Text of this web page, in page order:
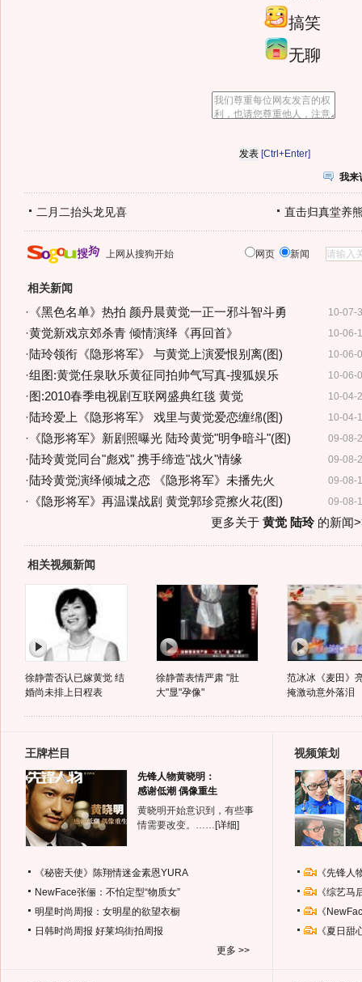
搞笑
无聊
[Ctrl+Enter]
我来
二月二抬头龙见喜 直击归真堂养
上网从搜狗开始 网页 新闻
相关新闻
10-07-
· 《黑色名单》热拍 颜丹晨黄觉一正一邪斗智斗勇
10-06-
·黄觉新戏京郊杀青 倾情演绎《再回首》
10-06-
·陆玲领衔《隐形将军》 与黄觉上演爱恨别离(图)
10-06-
·组图:黄觉任泉耿乐黄征同拍帅气写真-搜狐娱乐
10-04-
· 图:2010春季电视剧互联网盛典红毯 黄觉
10-04-
·陆玲爱上《隐形将军》 戏里与黄觉爱恋缠绵(图)
09-08-
· 《隐形将军》新剧照曝光 陆玲黄觉"明争暗斗"(图)
09-08-
·陆玲黄觉同台"彪戏" 携手缔造"战火"情缘
09-08-
·陆玲黄觉演绎倾城之恋 《隐形将军》未播先火
09-08-
· 《隐形将军》再温谍战剧 黄觉郭珍霓擦火花(图)
更多关于 黄觉 陆玲的新闻
相关视频新闻
徐静蕾否认已嫁黄觉 结
婚尚未排上日程表
徐静蕾表情严肃 "肚
大"显"孕像"
范冰冰《麦田》
掩激动意外落泪
王牌栏目
先锋人物黄晓明：
感谢低潮 偶像重生
黄晓明开始意识到，有些事
情需要改变。…… [详细]
《秘密天使》陈翔情迷金素恩YURA
NewFace张俪：不怕定型“物质女”
明星时尚周报：女明星的欲望衣橱
日韩时尚周报 好莱坞街拍周报
更多 >>
视频策划
《先锋
《综艺
《
《夏日